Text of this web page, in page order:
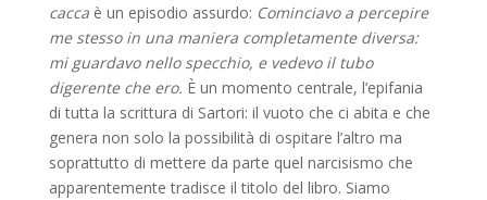
caccaè un episodio assurdo: Cominciavo a percepire
me stesso in una maniera completamente diversa:
mi guardavo nello specchio, e vedevo il tubo
digerente che ero. È un momento centrale, l’epifania
di tutta la scrittura di Sartori: il vuoto che ci abita e che
genera non solo la possibilità di ospitare l’altro ma
soprattutto di mettere da parte quel narcisismo che
apparentemente tradisce il titolo del libro. Siamo